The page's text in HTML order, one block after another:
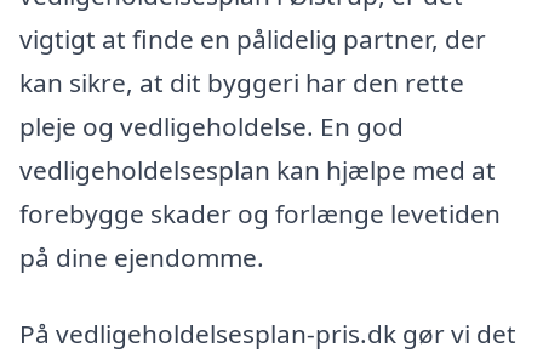
vigtigt at finde en pålidelig partner, der
kan sikre, at dit byggeri har den rette
pleje og vedligeholdelse. En god
vedligeholdelsesplan kan hjælpe med at
forebygge skader og forlænge levetiden
på dine ejendomme.
På vedligeholdelsesplan-pris.dk gør vi det